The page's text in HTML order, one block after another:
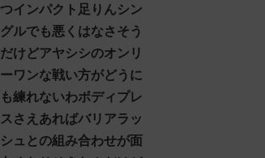
つインパクト足りんシン
グルでも悪くはなさそう
だけどアヤシシのオンリ
ーワンな戦い方がどうに
も練れないわボディプレ
スさえあればバリアラッ
シュとの組み合わせが面